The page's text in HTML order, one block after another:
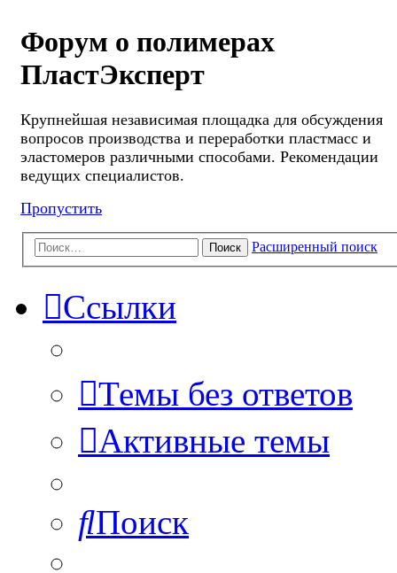
Форум о полимерах
ПластЭксперт
Крупнейшая независимая площадка для обсуждения
вопросов производства и переработки пластмасс и
эластомеров различными способами. Рекомендации
ведущих специалистов.
Пропустить
Поиск Расширенный поиск
Ссылки
Темы без ответов
Активные темы
Поиск